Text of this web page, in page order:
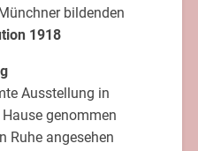
bildenden
1918
Ausstellung in
genommen
Ruhe angesehen